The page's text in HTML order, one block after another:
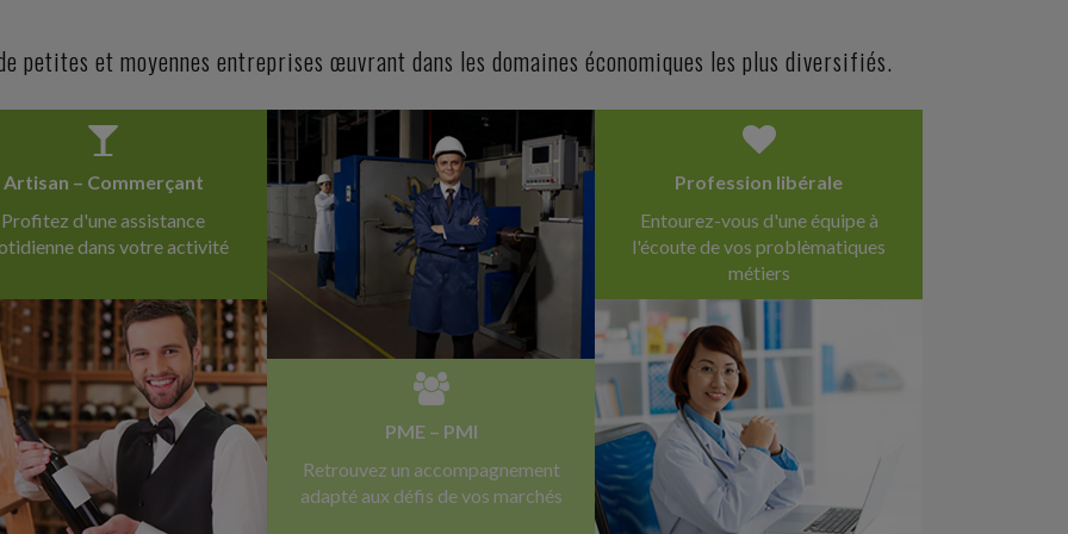
multinationaux (réforme dite « Pilier 2 »), et
EN CAS D'ABSENCE
local afin de faciliter la conciliation de
SALARIÉ
employeur après avoir tenu des propos
EST DE MISE
petites et moyennes entreprises œuvrant dans les domaines économiques les plus diversifiés.
Artisan – Commerçant
Profitez d'une assistance
dans votre activité
PME – PMI
Retrouvez un accompagnement
adapté aux défis de vos marchés
Profession libérale
Entourez-vous d'une équipe à
l'écoute de vos problèmatiques
métiers